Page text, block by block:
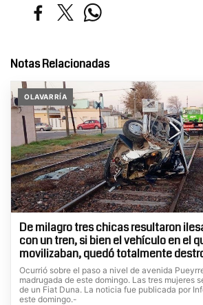
Notas Relacionadas
OLAVARRÍA
De milagro tres chicas resultaron
con un tren, si bien el vehículo en el
movilizaban, quedó totalmente
Ocurrió sobre el paso a nivel de avenida
madrugada de este domingo. Las tres mujeres
de un Fiat Duna. La noticia fue publicada por
este domingo.-